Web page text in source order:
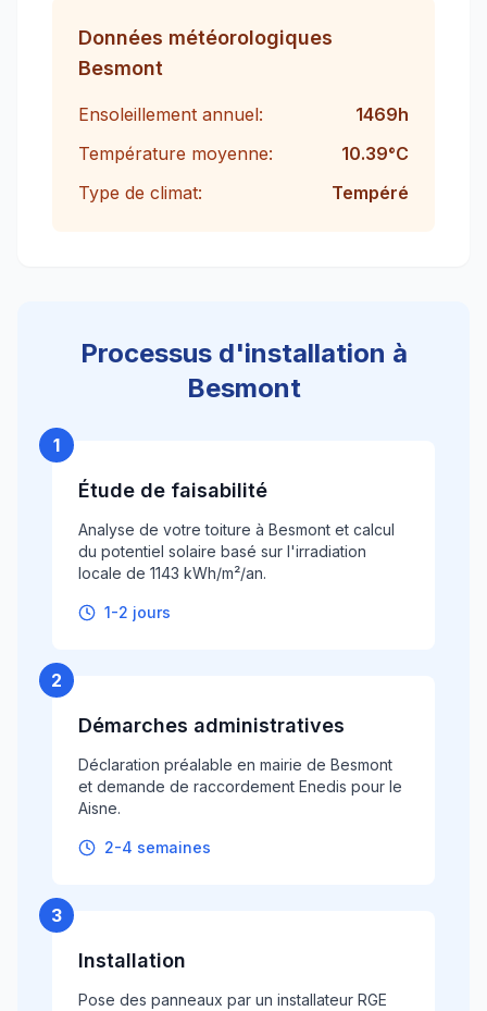
Données météorologiques
Besmont
Ensoleillement annuel: 1469h
Température moyenne:
10.39°C
Type de climat:
Tempéré
Processus d'installation à
Besmont
1
Étude de faisabilité
Analyse de votre toiture à Besmont et calcul
du potentiel solaire basé sur l'irradiation
locale de 1143 kWh/m²/an.
1-2 jours
2
Démarches administratives
Déclaration préalable en mairie de Besmont
et demande de raccordement Enedis pour le
Aisne.
2-4 semaines
3
Installation
Pose des panneaux par un installateur RGE